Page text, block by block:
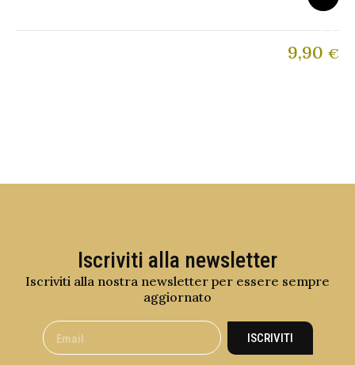
9,90 €
Iscriviti alla newsletter
Iscriviti alla nostra newsletter per essere sempre
aggiornato
ISCRIVITI